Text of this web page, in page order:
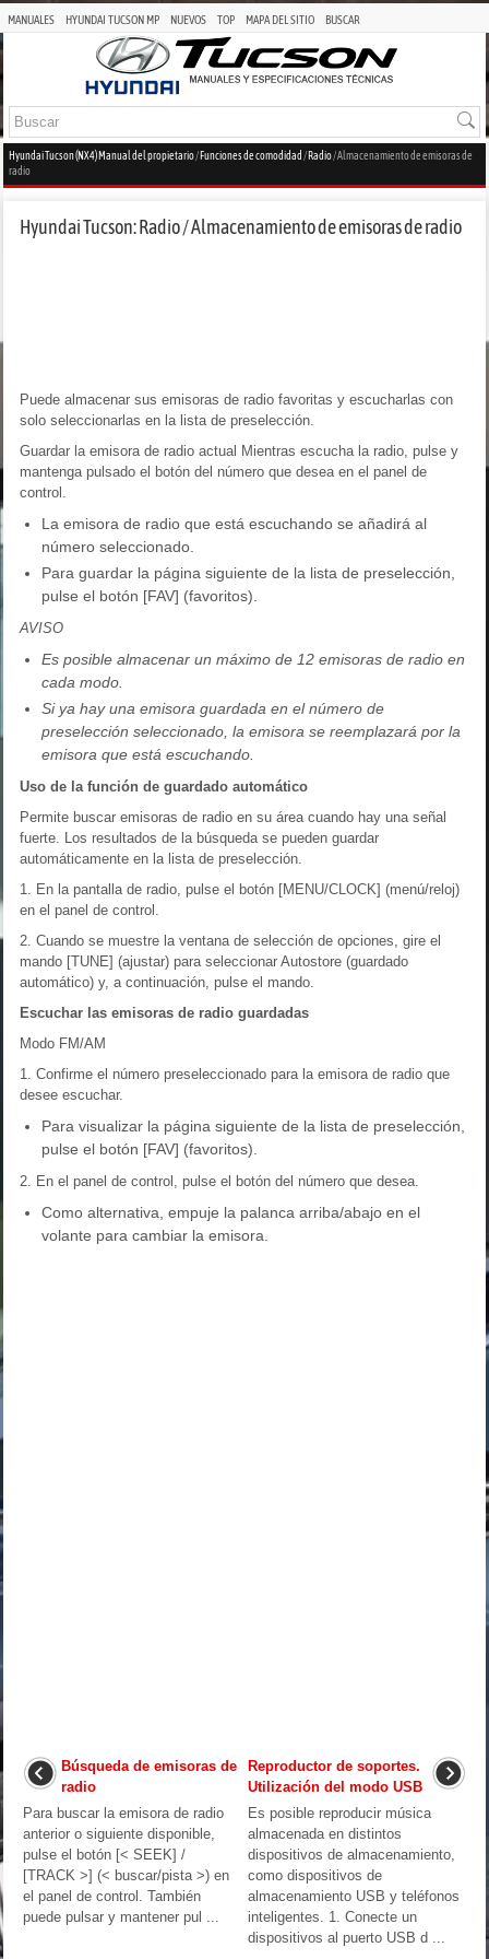
MANUALES HYUNDAI TUCSON MP NUEVOS TOP MAPA DEL SITIO BUSCAR
Hyundai Tucson (NX4) Manual del propietario/Funciones de comodidad /Radio/ Almacenamiento de emisoras de
radio
Hyundai Tucson: Radio / Almacenamiento de emisoras de radio
Puede almacenar sus emisoras de radio favoritas y escucharlas con
solo seleccionarlas en la lista de preselección.
Guardar la emisora de radio actual Mientras escucha la radio, pulse y
mantenga pulsado el botón del número que desea en el panel de
control.
La emisora de radio que está escuchando se añadirá al
número seleccionado.
Para guardar la página siguiente de la lista de preselección,
pulse el botón [FAV] (favoritos).
AVISO
Es posible almacenar un máximo de 12 emisoras de radio en
cada modo.
Si ya hay una emisora guardada en el número de
preselección seleccionado, la emisora se reemplazará por la
emisora que está escuchando.
Uso de la función de guardado automático
Permite buscar emisoras de radio en su área cuando hay una señal
fuerte. Los resultados de la búsqueda se pueden guardar
automáticamente en la lista de preselección.
1. En la pantalla de radio, pulse el botón [MENU/CLOCK] (menú/reloj)
en el panel de control.
2. Cuando se muestre la ventana de selección de opciones, gire el
mando [TUNE] (ajustar) para seleccionar Autostore (guardado
automático) y, a continuación, pulse el mando.
Escuchar las emisoras de radio guardadas
Modo FM/AM
1. Confirme el número preseleccionado para la emisora de radio que
desee escuchar.
Para visualizar la página siguiente de la lista de preselección,
pulse el botón [FAV] (favoritos).
2. En el panel de control, pulse el botón del número que desea.
Como alternativa, empuje la palanca arriba/abajo en el
volante para cambiar la emisora.
Búsqueda de emisoras de
radio
Para buscar la emisora de radio
anterior o siguiente disponible,
pulse el botón [< SEEK] /
[TRACK >] (< buscar/pista >) en
el panel de control. También
puede pulsar y mantener pul ...
Reproductor de soportes.
Utilización del modo USB
Es posible reproducir música
almacenada en distintos
dispositivos de almacenamiento,
como dispositivos de
almacenamiento USB y teléfonos
inteligentes. 1. Conecte un
dispositivos al puerto USB d ...